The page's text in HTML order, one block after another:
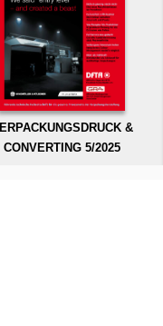
&
CONVERTING 5/2025